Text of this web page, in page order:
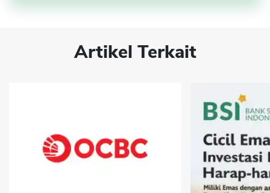
Artikel Terkait